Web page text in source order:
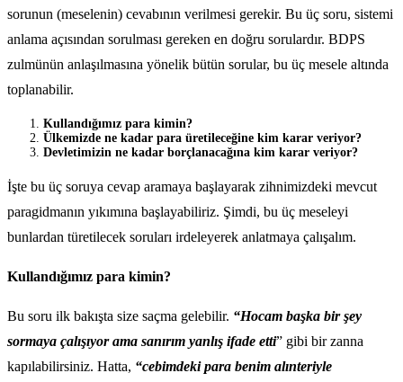
sorunun (meselenin) cevabının verilmesi gerekir. Bu üç soru, sistemi
anlama açısından sorulması gereken en doğru sorulardır. BDPS
zulmünün anlaşılmasına yönelik bütün sorular, bu üç mesele altında
toplanabilir.
Kullandığımız para kimin?
Ülkemizde ne kadar para üretileceğine kim karar veriyor?
Devletimizin ne kadar borçlanacağına kim karar veriyor?
İşte bu üç soruya cevap aramaya başlayarak zihnimizdeki mevcut
paragidmanın yıkımına başlayabiliriz. Şimdi, bu üç meseleyi
bunlardan türetilecek soruları irdeleyerek anlatmaya çalışalım.
Kullandığımız para kimin?
Bu soru ilk bakışta size saçma gelebilir. “Hocam başka bir şey
sormaya çalışıyor ama sanırım yanlış ifade etti” gibi bir zanna
kapılabilirsiniz. Hatta, “cebimdeki para benim alınteriyle